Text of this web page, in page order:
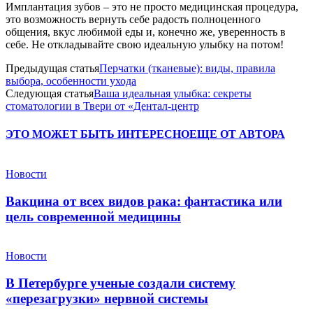
Имплантация зубов – это не просто медицинская процедура,
это возможность вернуть себе радость полноценного
общения, вкус любимой еды и, конечно же, уверенность в
себе. Не откладывайте свою идеальную улыбку на потом!
Предыдущая статьяПерчатки (тканевые): виды, правила
выбора, особенности ухода
Следующая статьяВаша идеальная улыбка: секреты
стоматологии в Твери от «Дентал-центр
ЭТО МОЖЕТ БЫТЬ ИНТЕРЕСНОЕЩЕ ОТ АВТОРА
Новости
Вакцина от всех видов рака: фантастика или
цель современной медицины
Новости
В Петербурге ученые создали систему
«перезагрузки» нервной системы